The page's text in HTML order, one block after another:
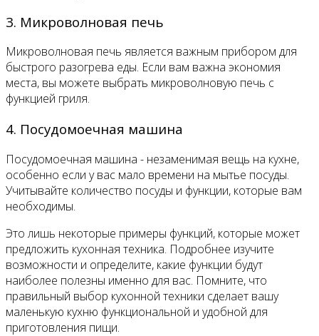
3. Микроволновая печь
Микроволновая печь является важным прибором для
быстрого разогрева еды. Если вам важна экономия
места, вы можете выбрать микроволновую печь с
функцией гриля.
4. Посудомоечная машина
Посудомоечная машина - незаменимая вещь на кухне,
особенно если у вас мало времени на мытье посуды.
Учитывайте количество посуды и функции, которые вам
необходимы.
Это лишь некоторые примеры функций, которые может
предложить кухонная техника. Подробнее изучите
возможности и определите, какие функции будут
наиболее полезны именно для вас. Помните, что
правильный выбор кухонной техники сделает вашу
маленькую кухню функциональной и удобной для
приготовления пищи.